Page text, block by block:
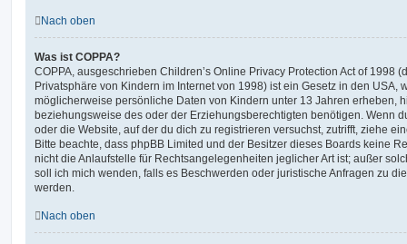
Nach oben
Was ist COPPA?
COPPA, ausgeschrieben Children’s Online Privacy Protection Act of 1998
Privatsphäre von Kindern im Internet von 1998) ist ein Gesetz in den USA,
möglicherweise persönliche Daten von Kindern unter 13 Jahren erheben,
beziehungsweise des oder der Erziehungsberechtigten benötigen. Wenn
oder die Website, auf der du dich zu registrieren versuchst, zutrifft, ziehe
Bitte beachte, dass phpBB Limited und der Besitzer dieses Boards keine
nicht die Anlaufstelle für Rechtsangelegenheiten jeglicher Art ist; außer
soll ich mich wenden, falls es Beschwerden oder juristische Anfragen zu
werden.
Nach oben